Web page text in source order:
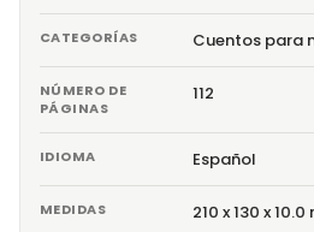
CATEGORÍAS Cuentos para
NÚMERO DE
PÁGINAS
112
IDIOMA Español
MEDIDAS 210 x 130 x